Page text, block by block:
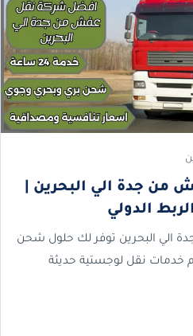
جدة الي البحرين |
البحرين توفر لك حلول شحن
خدمات نقل لوجستية حديثة